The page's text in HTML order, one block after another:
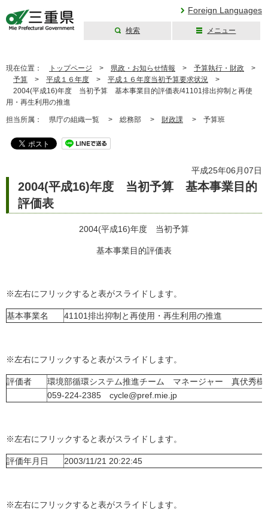
Foreign Languages
検索 メニュー
現在位置： トップページ > 県政・お知らせ情報 > 予算執行・財政 >
予算 > 平成１６年度 > 平成１６年度当初予算要求状況 >
2004(平成16)年度 当初予算 基本事業目的評価表/41101排出抑制と再使
用・再生利用の推進
担当所属： 県庁の組織一覧 > 総務部 > 財政課 > 予算班
平成25年06月07日
2004(平成16)年度 当初予算 基本事業目的
評価表
2004(平成16)年度 当初予算
基本事業目的評価表
※左右にフリックすると表がスライドします。
基本事業名 41101排出抑制と再使用・再生利用の推進
※左右にフリックすると表がスライドします。
評価者
環境部循環システム推進チーム マネージャー 真伏秀樹
059-224-2385 cycle@pref.mie.jp
※左右にフリックすると表がスライドします。
評価年月日 2003/11/21 20:22:45
※左右にフリックすると表がスライドします。